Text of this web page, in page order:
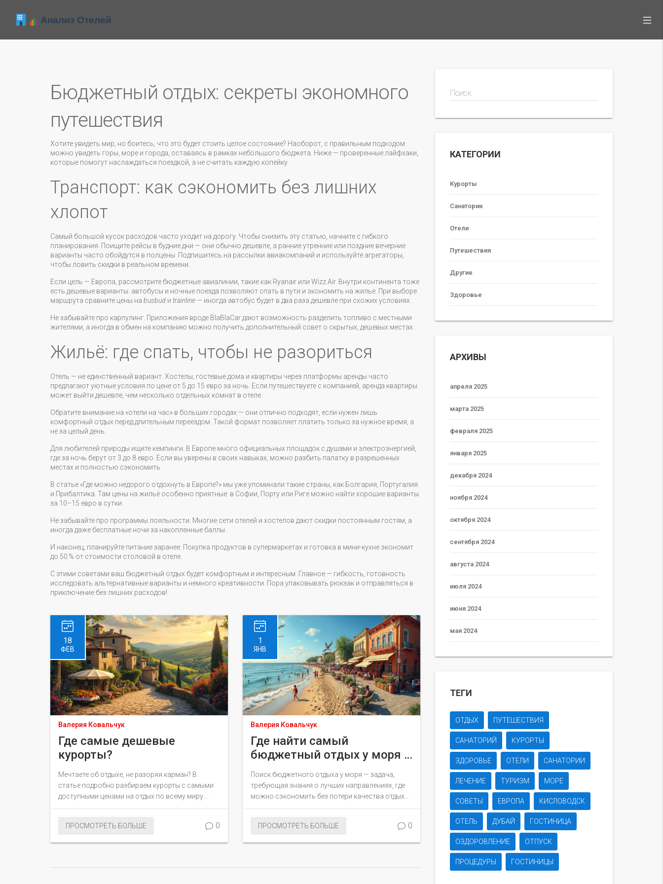
Бюджетный отдых: секреты экономного
путешествия
Хотите увидеть мир, но боитесь, что это будет стоить целое состояние? Наоборот, с правильным подходом
можно увидеть горы, море и города, оставаясь в рамках небольшого бюджета. Ниже — проверенные лайфхаки,
которые помогут наслаждаться поездкой, а не считать каждую копейку.
Транспорт: как сэкономить без лишних
хлопот
Самый большой кусок расходов часто уходит на дорогу. Чтобы снизить эту статью, начните с гибкого
планирования. Поищите рейсы в будние дни — они обычно дешевле, а ранние утренние или поздние вечерние
варианты часто обойдутся в полцены. Подпишитесь на рассылки авиакомпаний и используйте агрегаторы,
чтобы ловить скидки в реальном времени.
Если цель — Европа, рассмотрите бюджетные авиалинии, такие как Ryanair или Wizz Air. Внутри континента тоже
есть дешевые варианты: автобусы и ночные поезда позволяют спать в пути и экономить на жилье. При выборе
маршрута сравните цены на busbud и trainline — иногда автобус будет в два раза дешевле при схожих условиях.
Не забывайте про карпулинг. Приложения вроде BlaBlaCar дают возможность разделить топливо с местными
жителями, а иногда в обмен на компанию можно получить дополнительный совет о скрытых, дешевых местах.
Жильё: где спать, чтобы не разориться
Отель — не единственный вариант. Хостелы, гостевые дома и квартиры через платформы аренды часто
предлагают уютные условия по цене от 5 до 15 евро за ночь. Если путешествуете с компанией, аренда квартиры
может выйти дешевле, чем несколько отдельных комнат в отеле.
Обратите внимание на «отели на час» в больших городах — они отлично подходят, если нужен лишь
комфортный отдых перед длительным переездом. Такой формат позволяет платить только за нужное время, а
не за целый день.
Для любителей природы ищите кемпинги. В Европе много официальных площадок с душами и электроэнергией,
где за ночь берут от 3 до 8 евро. Если вы уверены в своих навыках, можно разбить палатку в разрешенных
местах и полностью сэкономить.
В статье «Где можно недорого отдохнуть в Европе?» мы уже упоминали такие страны, как Болгария, Португалия
и Прибалтика. Там цены на жильё особенно приятные: в Софии, Порту или Риге можно найти хорошие варианты
за 10–15 евро в сутки.
Не забывайте про программы лояльности. Многие сети отелей и хостелов дают скидки постоянным гостям, а
иногда даже бесплатные ночи за накопленные баллы.
И наконец, планируйте питание заранее. Покупка продуктов в супермаркетах и готовка в мини-кухне экономит
до 50 % от стоимости столовой в отеле.
С этими советами ваш бюджетный отдых будет комфортным и интересным. Главное — гибкость, готовность
исследовать альтернативные варианты и немного креативности. Пора упаковывать рюкзак и отправляться в
приключение без лишних расходов!
18
ФЕВ
Валерия Ковальчук
Где самые дешевые
курорты?
Мечтаете об отдыхе, не разоряя карман? В
статье подробно разбираем курорты с самыми
доступными ценами на отдых по всему миру.
Поговорим о европейских и азиатских
выгодным ценам. Поделимся советами, как
ПРОСМОТРЕТЬ БОЛЬШЕ 0
1
ЯНВ
Валерия Ковальчук
Где найти самый
бюджетный отдых у моря в
2025 году
Поиск бюджетного отдыха у моря — задача,
требующая знания о лучших направлениях, где
можно сэкономить без потери качества отдыха.
В 2025 году многие курорты предлагают
статье перечислены популярные недорогие
ПРОСМОТРЕТЬ БОЛЬШЕ 0
Поиск
КАТЕГОРИИ
Курорты
Санатории
Отели
Путешествия
Другие
Здоровье
АРХИВЫ
апреля 2025
марта 2025
февраля 2025
января 2025
декабря 2024
ноября 2024
октября 2024
сентября 2024
августа 2024
июля 2024
июня 2024
мая 2024
ТЕГИ
ОТДЫХ ПУТЕШЕСТВИЯ
САНАТОРИЙ КУРОРТЫ
ЗДОРОВЬЕ ОТЕЛИ САНАТОРИИ
ЛЕЧЕНИЕ ТУРИЗМ МОРЕ
СОВЕТЫ ЕВРОПА КИСЛОВОДСК
ОТЕЛЬ ДУБАЙ ГОСТИНИЦА
ОЗДОРОВЛЕНИЕ ОТПУСК
ПРОЦЕДУРЫ ГОСТИНИЦЫ